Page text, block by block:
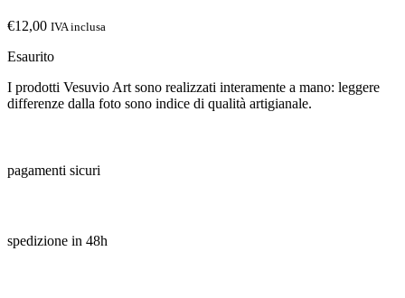
€12,00 IVA inclusa
Esaurito
I prodotti Vesuvio Art sono realizzati interamente a mano: leggere
differenze dalla foto sono indice di qualità artigianale.
pagamenti sicuri
spedizione in 48h